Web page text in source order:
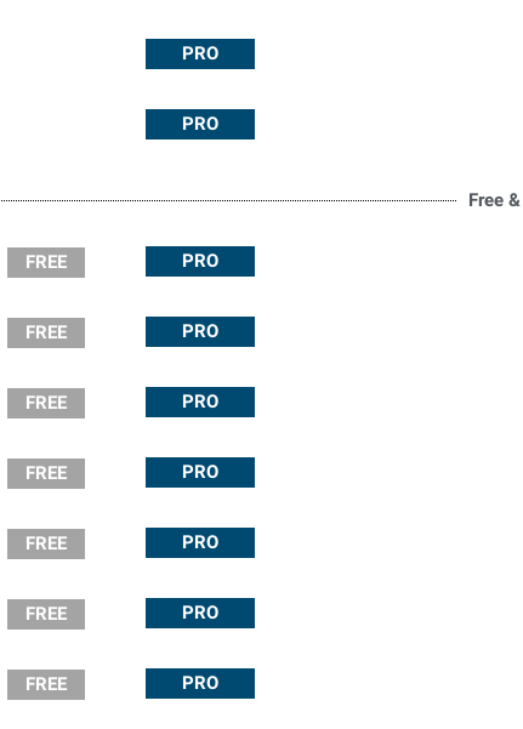
PRO
PRO
Free
FREE PRO
FREE PRO
FREE PRO
FREE PRO
FREE PRO
FREE PRO
FREE PRO